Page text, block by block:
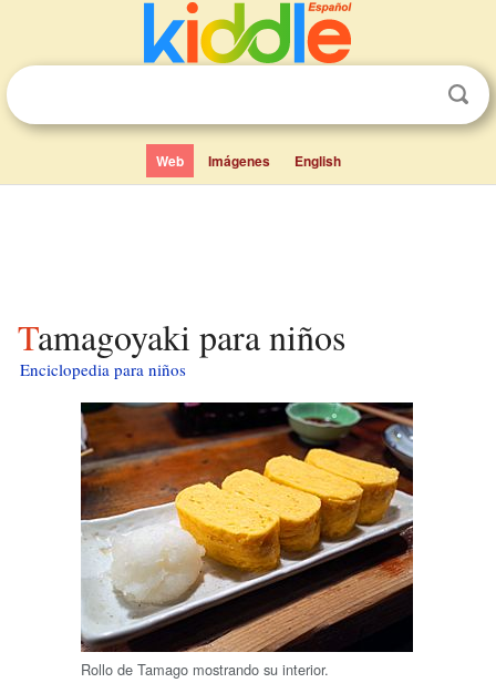
Web Imágenes English
Tamagoyaki para niños
Enciclopedia para niños
Rollo de Tamago mostrando su interior.